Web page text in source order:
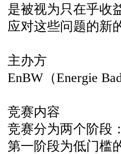
是被视为只在乎收
应对这些问题的新
主办方
EnBW（Energie
竞赛内容
竞赛分为两个阶段：
第一阶段为低门槛